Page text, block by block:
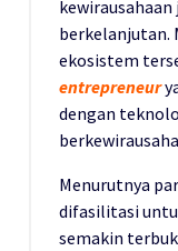
berkelanjutan.
ekosistem
entrepreneur
dengan
Menurutnya
difasilitasi
semakin